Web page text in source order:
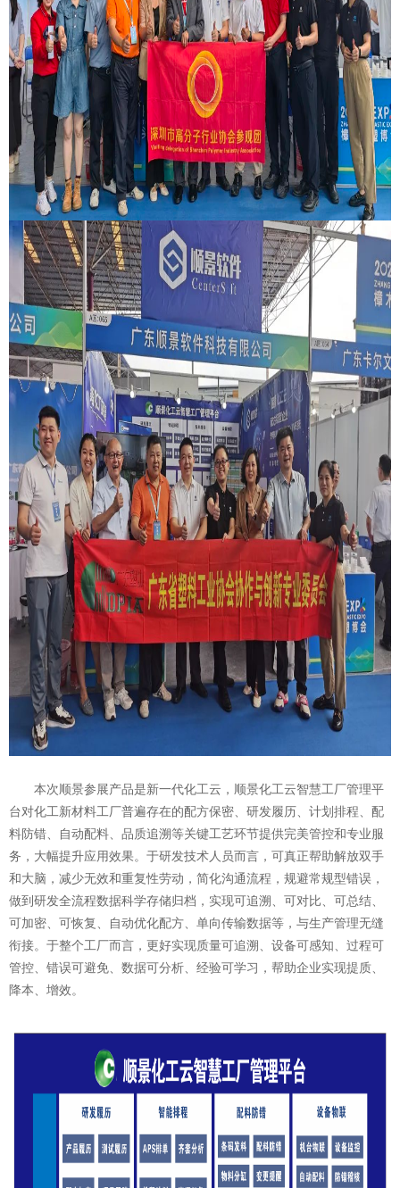
本次顺景参展产品是新一代化工云，顺景化工云智慧工厂管理平
台对化工新材料工厂普遍存在的配方保密、研发履历、计划排程、配
料防错、自动配料、品质追溯等关键工艺环节提供完美管控和专业服
务，大幅提升应用效果。于研发技术人员而言，可真正帮助解放双手
和大脑，减少无效和重复性劳动，简化沟通流程，规避常规型错误，
做到研发全流程数据科学存储归档，实现可追溯、可对比、可总结、
可加密、可恢复、自动优化配方、单向传输数据等，与生产管理无缝
衔接。于整个工厂而言，更好实现质量可追溯、设备可感知、过程可
管控、错误可避免、数据可分析、经验可学习，帮助企业实现提质、
降本、增效。